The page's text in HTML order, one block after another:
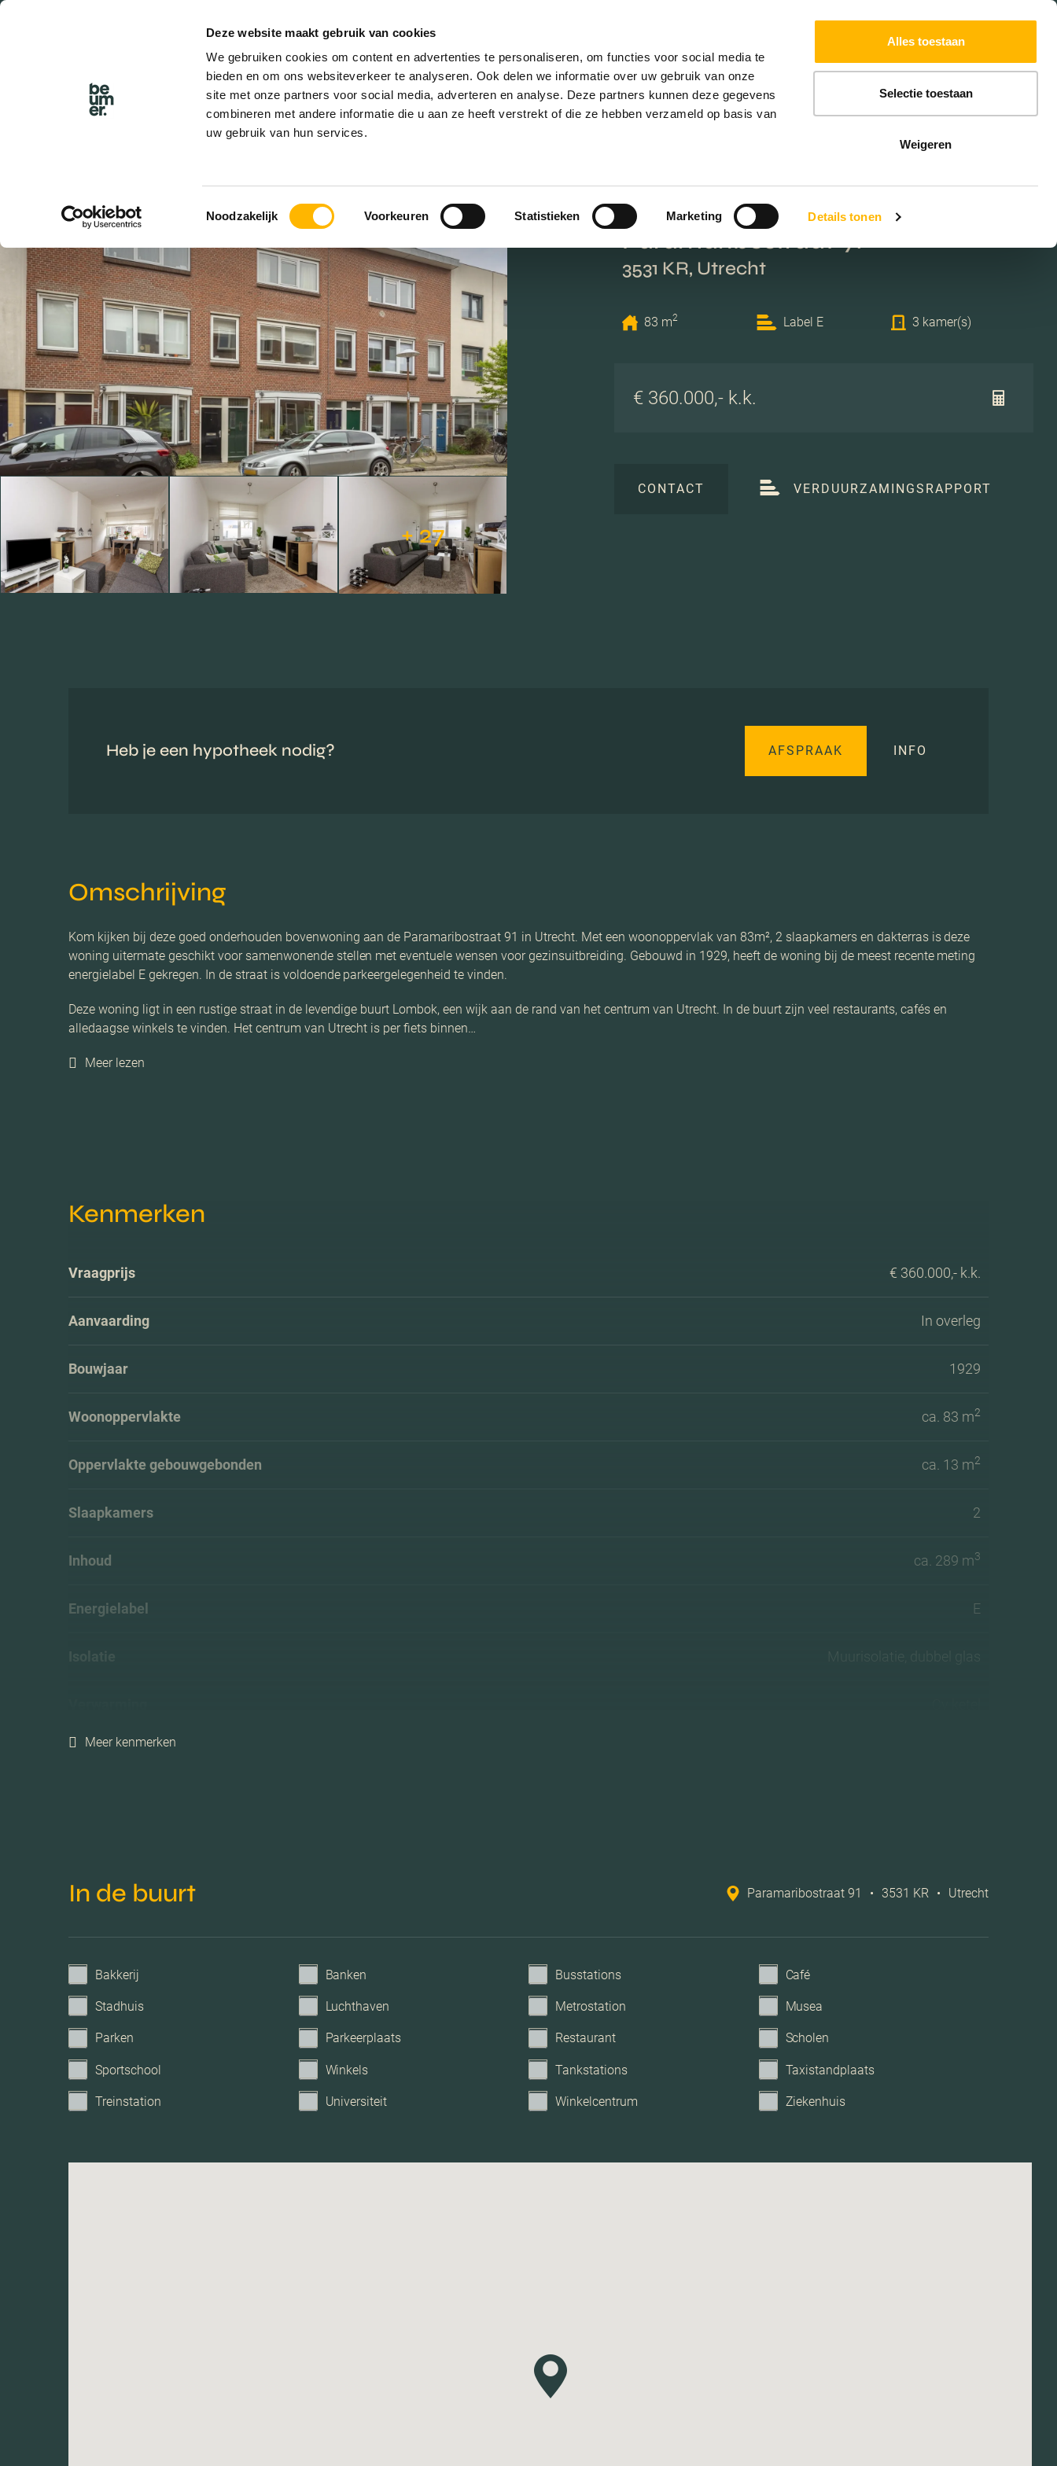
Deze website maakt gebruik van cookies
We gebruiken cookies om content en advertenties te personaliseren, om functies voor social media te
bieden en om ons websiteverkeer te analyseren. Ook delen we informatie over uw gebruik van onze
site met onze partners voor social media, adverteren en analyse. Deze partners kunnen deze gegevens
combineren met andere informatie die u aan ze heeft verstrekt of die ze hebben verzameld op basis van
uw gebruik van hun services.
Toestemmingsselectie
Noodzakelijk Voorkeuren Statistieken Marketing Details tonen
Alles toestaan
Selectie toestaan
Weigeren
+ 27
Paramaribostraat 91
3531 KR, Utrecht
83 m2 Label E 3 kamer(s)
€ 360.000,- k.k.
CONTACT VERDUURZAMINGSRAPPORT
Heb je een hypotheek nodig? AFSPRAAK INFO
Omschrijving
Kom kijken bij deze goed onderhouden bovenwoning aan de Paramaribostraat 91 in Utrecht. Met een woonoppervlak van 83m², 2 slaapkamers en dakterras is deze
woning uitermate geschikt voor samenwonende stellen met eventuele wensen voor gezinsuitbreiding. Gebouwd in 1929, heeft de woning bij de meest recente meting
energielabel E gekregen. In de straat is voldoende parkeergelegenheid te vinden.
Deze woning ligt in een rustige straat in de levendige buurt Lombok, een wijk aan de rand van het centrum van Utrecht. In de buurt zijn veel restaurants, cafés en
alledaagse winkels te vinden. Het centrum van Utrecht is per fiets binnen…
Meer lezen
Kenmerken
Vraagprijs € 360.000,- k.k.
Aanvaarding In overleg
Bouwjaar 1929
Woonoppervlakte ca. 83 m2
Oppervlakte gebouwgebonden ca. 13 m2
Slaapkamers 2
Inhoud ca. 289 m3
Energielabel E
Isolatie Muurisolatie, dubbel glas
C.v.-ketel bouwjaar
Meer kenmerken
In de buurt Paramaribostraat 91 • 3531 KR • Utrecht
Bakkerij Banken Busstations Café
Stadhuis Luchthaven Metrostation Musea
Parken Parkeerplaats Restaurant Scholen
Sportschool Winkels Tankstations Taxistandplaats
Treinstation Universiteit Winkelcentrum Ziekenhuis